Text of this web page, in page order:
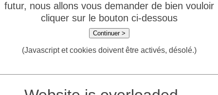
futur, nous allons vous demander de bien vouloir
cliquer sur le bouton ci-dessous
Continuer >
(Javascript et cookies doivent être activés, désolé.)